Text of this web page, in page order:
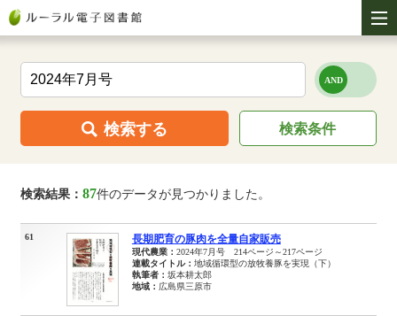
検索する 検索条件
検索結果： 87件のデータが見つかりました。
61 長期肥育の豚肉を全量自家販売
現代農業： 2024年7月号 214ページ～217ページ
連載タイトル： 地域循環型の放牧養豚を実現（下）
執筆者： 坂本耕太郎
地域： 広島県三原市